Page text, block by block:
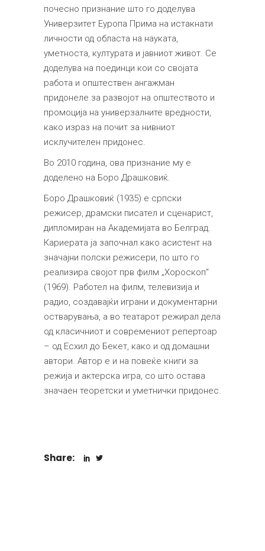
почесно признание што го доделува
Универзитет Еуропа Прима на истакнати
личности од областа на науката,
уметноста, културата и јавниот живот. Се
доделува на поединци кои со својата
работа и општествен ангажман
придонеле за развојот на општеството и
промоција на универзалните вредности,
како израз на почит за нивниот
исклучителен придонес.
Во 2010 година, ова признание му е
доделено на Боро Драшковиќ.
Боро Драшковиќ (1935) е српски
режисер, драмски писател и сценарист,
дипломиран на Академијата во Белград.
Кариерата ја започнал како асистент на
значајни полски режисери, по што го
реализира својот прв филм „Хороскоп“
(1969). Работел на филм, телевизија и
радио, создавајќи играни и документарни
остварувања, а во театарот режирал дела
од класичниот и современиот репертоар
– од Есхил до Бекет, како и од домашни
автори. Автор е и на повеќе книги за
режија и актерска игра, со што остава
значаен теоретски и уметнички придонес.
Share: